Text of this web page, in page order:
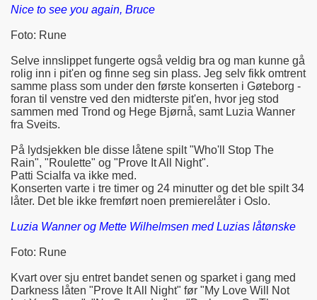
Nice to see you again, Bruce
Foto: Rune
Selve innslippet fungerte også veldig bra og man kunne gå
rolig inn i pit'en og finne seg sin plass. Jeg selv fikk omtrent
samme plass som under den første konserten i Gøteborg -
foran til venstre ved den midterste pit'en, hvor jeg stod
sammen med Trond og Hege Bjørnå, samt Luzia Wanner
fra Sveits.
På lydsjekken ble disse låtene spilt "Who'll Stop The
Rain", "Roulette" og "Prove It All Night".
Patti Scialfa va ikke med.
Konserten varte i tre timer og 24 minutter og det ble spilt 34
låter. Det ble ikke fremført noen premierelåter i Oslo.
Luzia Wanner og Mette Wilhelmsen med Luzias låtønske
Foto: Rune
Kvart over sju entret bandet senen og sparket i gang med
Darkness låten "Prove It All Night" før "My Love Will Not